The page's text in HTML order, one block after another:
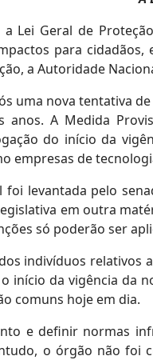
Lei Geral de
para
a Autoridade
uma nova tentativa
anos. A Medida
do início da
empresas de
levantada pelo
em outra
só poderão ser
indivíduos
início da vigência da
comuns hoje em dia.
e definir normas
o órgão não